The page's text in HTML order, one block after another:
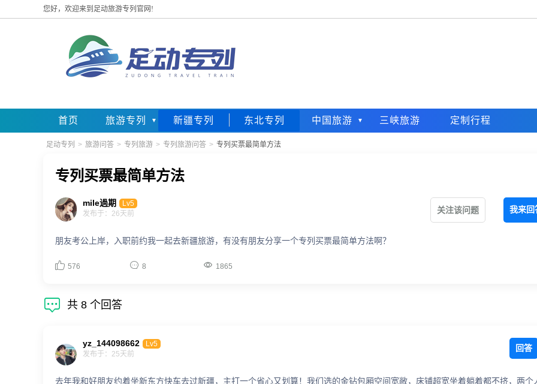
您好，欢迎来到足动旅游专列官网!
首页 旅游专列 新疆专列 东北专列 中国旅游 三峡旅游 定制行程
足动专列 > 旅游问答 > 专列旅游 > 专列旅游问答 > 专列买票最简单方法
专列买票最简单方法
mile過期
Lv5
发布于：26天前
关注该问题 我来回
朋友考公上岸，入职前约我一起去新疆旅游，有没有朋友分享一个专列买票最简单方法啊？
 576  8  1865
 共 8 个回答
yz_144098662
Lv5
发布于：25天前
回答
去年我和好朋友约着坐新东方快车去过新疆，主打一个省心又划算！我们选的金钻包厢空间宽敞，床铺超宽坐着躺着都不挤，两个